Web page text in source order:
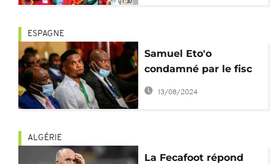
ESPAGNE
Samuel Eto'o
condamné par le fisc
espagnol
13/08/2024
ALGÉRIE
La Fecafoot répond